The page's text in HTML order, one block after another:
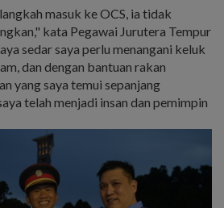
masuk ke OCS, ia tidak
kata Pegawai Jurutera Tempur
sedar saya perlu menangani keluk
dan dengan bantuan rakan
yang saya temui sepanjang
telah menjadi insan dan pemimpin